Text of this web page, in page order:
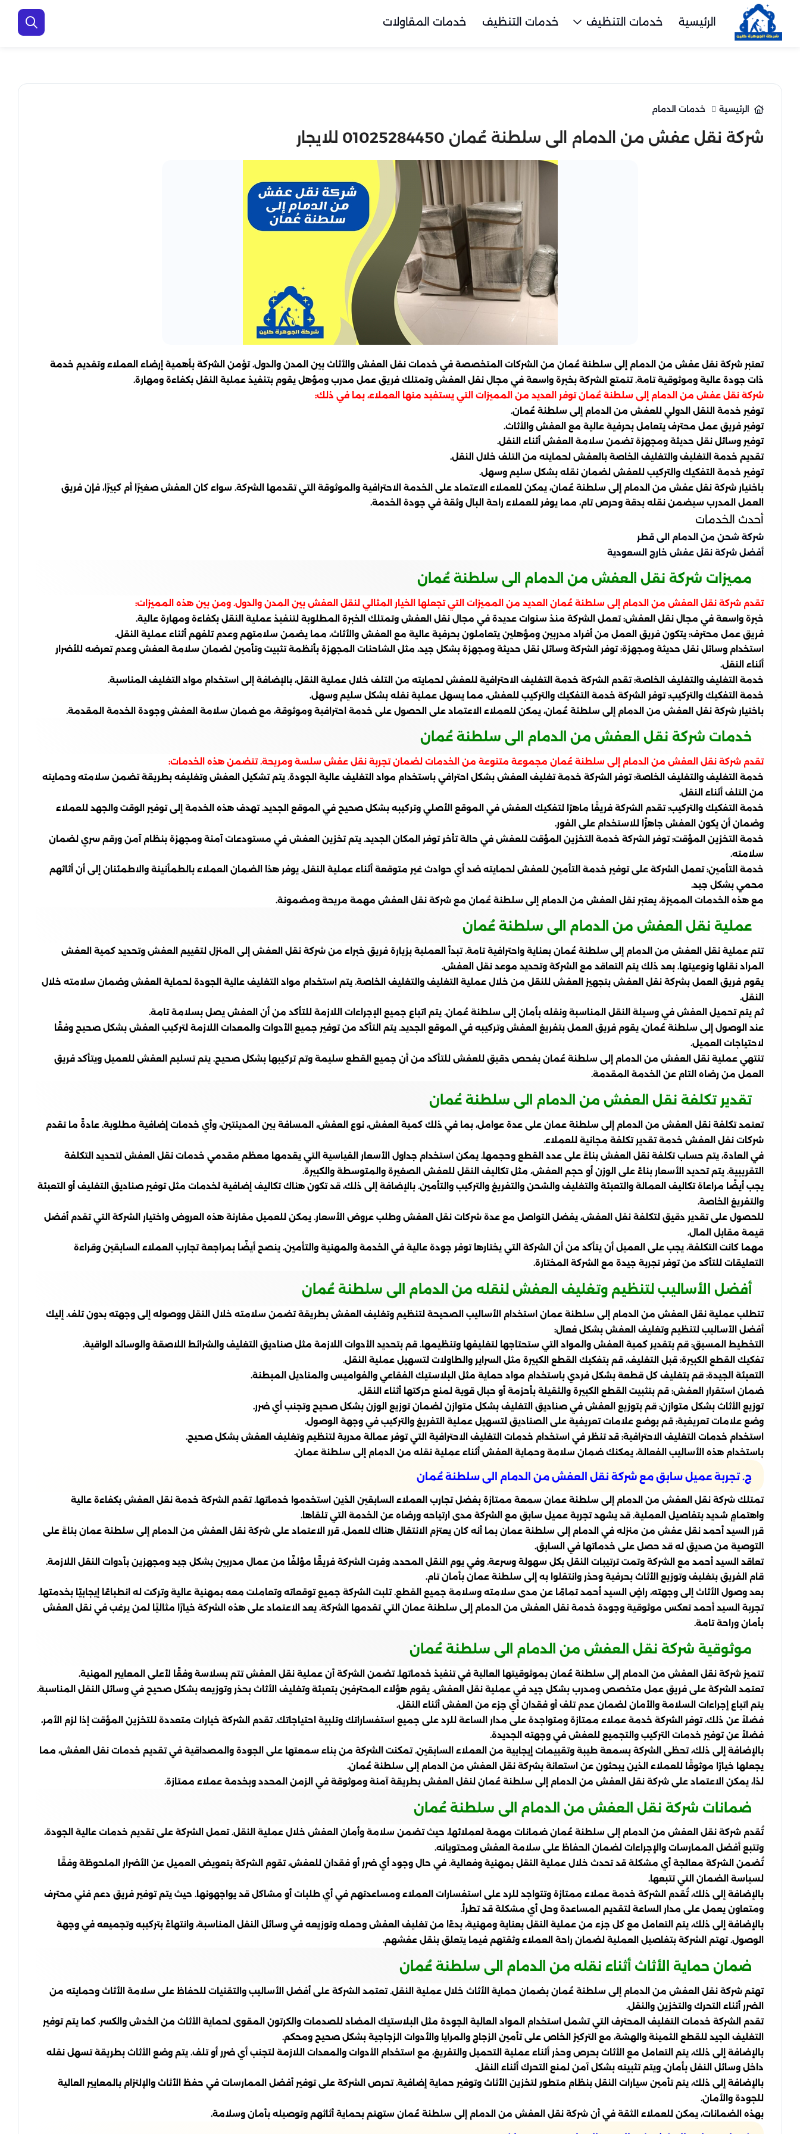
الرئيسية خدمات التنظيف خدمات التنظيف خدمات المقاولات
الرئيسية خدمات الدمام
شركة نقل عفش من الدمام الى سلطنة عُمان 01025284450 للايجار
تعتبر شركة نقل عفش من الدمام إلى سلطنة عُمان من الشركات المتخصصة في خدمات نقل العفش والأثاث بين المدن والدول. تؤمن الشركة بأهمية إرضاء العملاء وتقديم خدمة
ذات جودة عالية وموثوقية تامة. تتمتع الشركة بخبرة واسعة في مجال نقل العفش وتمتلك فريق عمل مدرب ومؤهل يقوم بتنفيذ عملية النقل بكفاءة ومهارة.
شركة نقل عفش من الدمام إلى سلطنة عُمان توفر العديد من المميزات التي يستفيد منها العملاء، بما في ذلك:
توفير خدمة النقل الدولي للعفش من الدمام إلى سلطنة عُمان.
توفير فريق عمل محترف يتعامل بحرفية عالية مع العفش والأثاث.
توفير وسائل نقل حديثة ومجهزة تضمن سلامة العفش أثناء النقل.
تقديم خدمة التغليف والتغليف الخاصة بالعفش لحمايته من التلف خلال النقل.
توفير خدمة التفكيك والتركيب للعفش لضمان نقله بشكل سليم وسهل.
باختيار شركة نقل عفش من الدمام إلى سلطنة عُمان، يمكن للعملاء الاعتماد على الخدمة الاحترافية والموثوقة التي تقدمها الشركة. سواء كان العفش صغيرًا أم كبيرًا، فإن فريق
العمل المدرب سيضمن نقله بدقة وحرص تام، مما يوفر للعملاء راحة البال وثقة في جودة الخدمة.
أحدث الخدمات
شركة شحن من الدمام الى قطر
أفضل شركة نقل عفش خارج السعودية
مميزات شركة نقل العفش من الدمام الى سلطنة عُمان
تقدم شركة نقل العفش من الدمام إلى سلطنة عُمان العديد من المميزات التي تجعلها الخيار المثالي لنقل العفش بين المدن والدول. ومن بين هذه المميزات:
خبرة واسعة في مجال نقل العفش: تعمل الشركة منذ سنوات عديدة في مجال نقل العفش وتمتلك الخبرة المطلوبة لتنفيذ عملية النقل بكفاءة ومهارة عالية.
فريق عمل محترف: يتكون فريق العمل من أفراد مدربين ومؤهلين يتعاملون بحرفية عالية مع العفش والأثاث، مما يضمن سلامتهم وعدم تلفهم أثناء عملية النقل.
استخدام وسائل نقل حديثة ومجهزة: توفر الشركة وسائل نقل حديثة ومجهزة بشكل جيد، مثل الشاحنات المجهزة بأنظمة تثبيت وتأمين لضمان سلامة العفش وعدم تعرضه للأضرار
أثناء النقل.
خدمة التغليف والتغليف الخاصة: تقدم الشركة خدمة التغليف الاحترافية للعفش لحمايته من التلف خلال عملية النقل، بالإضافة إلى استخدام مواد التغليف المناسبة.
خدمة التفكيك والتركيب: توفر الشركة خدمة التفكيك والتركيب للعفش، مما يسهل عملية نقله بشكل سليم وسهل.
باختيار شركة نقل العفش من الدمام إلى سلطنة عُمان، يمكن للعملاء الاعتماد على الحصول على خدمة احترافية وموثوقة، مع ضمان سلامة العفش وجودة الخدمة المقدمة.
خدمات شركة نقل العفش من الدمام الى سلطنة عُمان
تقدم شركة نقل العفش من الدمام إلى سلطنة عُمان مجموعة متنوعة من الخدمات لضمان تجربة نقل عفش سلسة ومريحة. تتضمن هذه الخدمات:
خدمة التغليف والتغليف الخاصة: توفر الشركة خدمة تغليف العفش بشكل احترافي باستخدام مواد التغليف عالية الجودة. يتم تشكيل العفش وتغليفه بطريقة تضمن سلامته وحمايته
من التلف أثناء النقل.
خدمة التفكيك والتركيب: تقدم الشركة فريقًا ماهرًا لتفكيك العفش في الموقع الأصلي وتركيبه بشكل صحيح في الموقع الجديد. تهدف هذه الخدمة إلى توفير الوقت والجهد للعملاء
وضمان أن يكون العفش جاهزًا للاستخدام على الفور.
خدمة التخزين المؤقت: توفر الشركة خدمة التخزين المؤقت للعفش في حالة تأخر توفر المكان الجديد. يتم تخزين العفش في مستودعات آمنة ومجهزة بنظام آمن ورقم سري لضمان
سلامته.
خدمة التأمين: تعمل الشركة على توفير خدمة التأمين للعفش لحمايته ضد أي حوادث غير متوقعة أثناء عملية النقل. يوفر هذا الضمان العملاء بالطمأنينة والاطمئنان إلى أن أثاثهم
محمي بشكل جيد.
مع هذه الخدمات المميزة، يعتبر نقل العفش من الدمام إلى سلطنة عُمان مع شركة نقل العفش مهمة مريحة ومضمونة.
عملية نقل العفش من الدمام الى سلطنة عُمان
تتم عملية نقل العفش من الدمام إلى سلطنة عُمان بعناية واحترافية تامة. تبدأ العملية بزيارة فريق خبراء من شركة نقل العفش إلى المنزل لتقييم العفش وتحديد كمية العفش
المراد نقلها ونوعيتها. بعد ذلك يتم التعاقد مع الشركة وتحديد موعد نقل العفش.
يقوم فريق العمل بشركة نقل العفش بتجهيز العفش للنقل من خلال عملية التغليف والتغليف الخاصة. يتم استخدام مواد التغليف عالية الجودة لحماية العفش وضمان سلامته خلال
النقل.
ثم يتم تحميل العفش في وسيلة النقل المناسبة ونقله بأمان إلى سلطنة عُمان. يتم اتباع جميع الإجراءات اللازمة للتأكد من أن العفش يصل بسلامة تامة.
عند الوصول إلى سلطنة عُمان، يقوم فريق العمل بتفريغ العفش وتركيبه في الموقع الجديد. يتم التأكد من توفير جميع الأدوات والمعدات اللازمة لتركيب العفش بشكل صحيح وفقًا
لاحتياجات العميل.
تنتهي عملية نقل العفش من الدمام إلى سلطنة عُمان بفحص دقيق للعفش للتأكد من أن جميع القطع سليمة وتم تركيبها بشكل صحيح. يتم تسليم العفش للعميل ويتأكد فريق
العمل من رضاه التام عن الخدمة المقدمة.
تقدير تكلفة نقل العفش من الدمام الى سلطنة عُمان
تعتمد تكلفة نقل العفش من الدمام إلى سلطنة عمان على عدة عوامل، بما في ذلك كمية العفش، نوع العفش، المسافة بين المدينتين، وأي خدمات إضافية مطلوبة. عادةً ما تقدم
شركات نقل العفش خدمة تقدير تكلفة مجانية للعملاء.
في العادة، يتم حساب تكلفة نقل العفش بناءً على عدد القطع وحجمها. يمكن استخدام جداول الأسعار القياسية التي يقدمها معظم مقدمي خدمات نقل العفش لتحديد التكلفة
التقريبية. يتم تحديد الأسعار بناءً على الوزن أو حجم العفش، مثل تكاليف النقل للعفش الصغيرة والمتوسطة والكبيرة.
يجب أيضًا مراعاة تكاليف العمالة والتعبئة والتغليف والشحن والتفريغ والتركيب والتأمين. بالإضافة إلى ذلك، قد تكون هناك تكاليف إضافية لخدمات مثل توفير صناديق التغليف أو التعبئة
والتفريغ الخاصة.
للحصول على تقدير دقيق لتكلفة نقل العفش، يفضل التواصل مع عدة شركات نقل العفش وطلب عروض الأسعار. يمكن للعميل مقارنة هذه العروض واختيار الشركة التي تقدم أفضل
قيمة مقابل المال.
مهما كانت التكلفة، يجب على العميل أن يتأكد من أن الشركة التي يختارها توفر جودة عالية في الخدمة والمهنية والتأمين. ينصح أيضًا بمراجعة تجارب العملاء السابقين وقراءة
التعليقات للتأكد من توفر تجربة جيدة مع الشركة المختارة.
أفضل الأساليب لتنظيم وتغليف العفش لنقله من الدمام الى سلطنة عُمان
تتطلب عملية نقل العفش من الدمام إلى سلطنة عمان استخدام الأساليب الصحيحة لتنظيم وتغليف العفش بطريقة تضمن سلامته خلال النقل ووصوله إلى وجهته بدون تلف. إليك
أفضل الأساليب لتنظيم وتغليف العفش بشكل فعال:
التخطيط المسبق: قم بتقدير كمية العفش والمواد التي ستحتاجها لتغليفها وتنظيمها. قم بتحديد الأدوات اللازمة مثل صناديق التغليف والشرائط اللاصقة والوسائد الواقية.
تفكيك القطع الكبيرة: قبل التغليف، قم بتفكيك القطع الكبيرة مثل السراير والطاولات لتسهيل عملية النقل.
التعبئة الجيدة: قم بتغليف كل قطعة بشكل فردي باستخدام مواد حماية مثل البلاستيك الفقاعي والفواميس والمناديل المبطنة.
ضمان استقرار العفش: قم بتثبيت القطع الكبيرة والثقيلة بأحزمة أو حبال قوية لمنع حركتها أثناء النقل.
توزيع الأثاث بشكل متوازن: قم بتوزيع العفش في صناديق التغليف بشكل متوازن لضمان توزيع الوزن بشكل صحيح وتجنب أي ضرر.
وضع علامات تعريفية: قم بوضع علامات تعريفية على الصناديق لتسهيل عملية التفريغ والتركيب في وجهة الوصول.
استخدام خدمات التغليف الاحترافية: قد تنظر في استخدام خدمات التغليف الاحترافية التي توفر عمالة مدربة لتنظيم وتغليف العفش بشكل صحيح.
باستخدام هذه الأساليب الفعالة، يمكنك ضمان سلامة وحماية العفش أثناء عملية نقله من الدمام إلى سلطنة عمان.
ج. تجربة عميل سابق مع شركة نقل العفش من الدمام الى سلطنة عُمان
تمتلك شركة نقل العفش من الدمام إلى سلطنة عمان سمعة ممتازة بفضل تجارب العملاء السابقين الذين استخدموا خدماتها. تقدم الشركة خدمة نقل العفش بكفاءة عالية
واهتمامٍ شديد بتفاصيل العملية. قد يشهد تجربة عميل سابق مع الشركة مدى ارتياحه ورضاه عن الخدمة التي تلقاها.
قرر السيد أحمد نقل عفش من منزله في الدمام إلى سلطنة عمان بما أنه كان يعتزم الانتقال هناك للعمل. قرر الاعتماد على شركة نقل العفش من الدمام إلى سلطنة عمان بناءً على
التوصية من صديق له قد حصل على خدماتها في السابق.
تعاقد السيد أحمد مع الشركة وتمت ترتيبات النقل بكل سهولة وسرعة. وفي يوم النقل المحدد، وفرت الشركة فريقًا مؤلفًا من عمال مدربين بشكل جيد ومجهزين بأدوات النقل اللازمة.
قام الفريق بتغليف وتوزيع الأثاث بحرفية وحذر وانتقلوا به إلى سلطنة عمان بأمان تام.
بعد وصول الأثاث إلى وجهته، راضٍ السيد أحمد تمامًا عن مدى سلامته وسلامة جميع القطع. تلبت الشركة جميع توقعاته وتعاملت معه بمهنية عالية وتركت له انطباعًا إيجابيًا بخدمتها.
تجربة السيد أحمد تعكس موثوقية وجودة خدمة نقل العفش من الدمام إلى سلطنة عمان التي تقدمها الشركة. يعد الاعتماد على هذه الشركة خيارًا مثاليًا لمن يرغب في نقل العفش
بأمان وراحة تامة.
موثوقية شركة نقل العفش من الدمام الى سلطنة عُمان
تتميز شركة نقل العفش من الدمام إلى سلطنة عُمان بموثوقيتها العالية في تنفيذ خدماتها. تضمن الشركة أن عملية نقل العفش تتم بسلاسة وفقًا لأعلى المعايير المهنية.
تعتمد الشركة على فريق عمل متخصص ومدرب بشكل جيد في عملية نقل العفش. يقوم هؤلاء المحترفين بتعبئة وتغليف الأثاث بحذر وتوزيعه بشكل صحيح في وسائل النقل المناسبة.
يتم اتباع إجراءات السلامة والأمان لضمان عدم تلف أو فقدان أي جزء من العفش أثناء النقل.
فضلاً عن ذلك، توفر الشركة خدمة عملاء ممتازة ومتواجدة على مدار الساعة للرد على جميع استفساراتك وتلبية احتياجاتك. تقدم الشركة خيارات متعددة للتخزين المؤقت إذا لزم الأمر،
فضلاً عن توفير خدمات التركيب والتجميع للعفش في وجهته الجديدة.
بالإضافة إلى ذلك، تحظى الشركة بسمعة طيبة وتقييمات إيجابية من العملاء السابقين. تمكنت الشركة من بناء سمعتها على الجودة والمصداقية في تقديم خدمات نقل العفش، مما
يجعلها خيارًا موثوقًا للعملاء الذين يبحثون عن استعانة بشركة نقل العفش من الدمام إلى سلطنة عُمان.
لذا، يمكن الاعتماد على شركة نقل العفش من الدمام إلى سلطنة عُمان لنقل العفش بطريقة آمنة وموثوقة في الزمن المحدد وبخدمة عملاء ممتازة.
ضمانات شركة نقل العفش من الدمام الى سلطنة عُمان
تُقدم شركة نقل العفش من الدمام إلى سلطنة عُمان ضمانات مهمة لعملائها، حيث تضمن سلامة وأمان العفش خلال عملية النقل. تعمل الشركة على تقديم خدمات عالية الجودة،
وتتبع أفضل الممارسات والإجراءات لضمان الحفاظ على سلامة العفش ومحتوياته.
تُضمن الشركة معالجة أي مشكلة قد تحدث خلال عملية النقل بمهنية وفعالية. في حال وجود أي ضرر أو فقدان للعفش، تقوم الشركة بتعويض العميل عن الأضرار الملحوظة وفقًا
لسياسة الضمان التي تتبعها.
بالإضافة إلى ذلك، تُقدم الشركة خدمة عملاء ممتازة وتتواجد للرد على استفسارات العملاء ومساعدتهم في أي طلبات أو مشاكل قد يواجهونها. حيث يتم توفير فريق دعم فني محترف
ومتعاون يعمل على مدار الساعة لتقديم المساعدة وحل أي مشكلة قد تطرأ.
بالإضافة إلى ذلك، يتم التعامل مع كل جزء من عملية النقل بعناية ومهنية، بدءًا من تغليف العفش وحمله وتوزيعه في وسائل النقل المناسبة، وانتهاءً بتركيبه وتجميعه في وجهة
الوصول. تهتم الشركة بتفاصيل العملية لضمان راحة العملاء وثقتهم فيما يتعلق بنقل عفشهم.
ضمان حماية الأثاث أثناء نقله من الدمام الى سلطنة عُمان
تهتم شركة نقل العفش من الدمام إلى سلطنة عُمان بضمان حماية الأثاث خلال عملية النقل. تعتمد الشركة على أفضل الأساليب والتقنيات للحفاظ على سلامة الأثاث وحمايته من
الضرر أثناء التحرك والتخزين والنقل.
تقدم الشركة خدمات التغليف المحترف التي تشمل استخدام المواد العالية الجودة مثل البلاستيك المضاد للصدمات والكرتون المقوى لحماية الأثاث من الخدش والكسر. كما يتم توفير
التغليف الجيد للقطع الثمينة والهشة، مع التركيز الخاص على تأمين الزجاج والمرايا والأدوات الزجاجية بشكل صحيح ومحكم.
بالإضافة إلى ذلك، يتم التعامل مع الأثاث بحرص وحذر أثناء عملية التحميل والتفريغ، مع استخدام الأدوات والمعدات اللازمة لتجنب أي ضرر أو تلف. يتم وضع الأثاث بطريقة تسهل نقله
داخل وسائل النقل بأمان، ويتم تثبيته بشكل آمن لمنع التحرك أثناء النقل.
بالإضافة إلى ذلك، يتم تأمين سيارات النقل بنظام متطور لتخزين الأثاث وتوفير حماية إضافية. تحرص الشركة على توفير أفضل الممارسات في حفظ الأثاث والإلتزام بالمعايير العالية
للجودة والأمان.
بهذه الضمانات، يمكن للعملاء الثقة في أن شركة نقل العفش من الدمام إلى سلطنة عُمان ستهتم بحماية أثاثهم وتوصيله بأمان وسلامة.